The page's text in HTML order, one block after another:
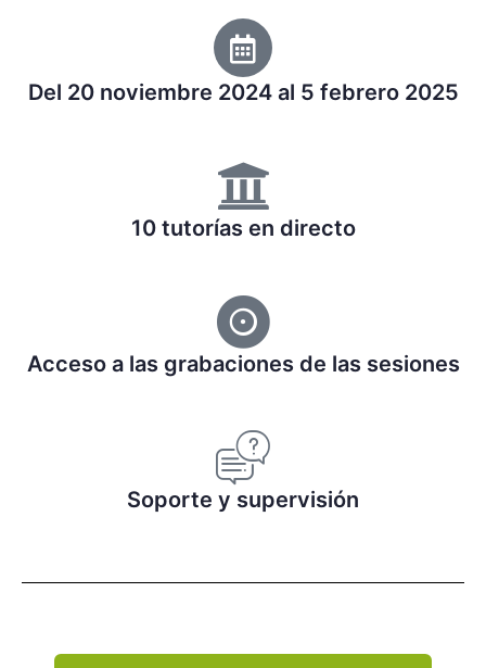
Del 20 noviembre 2024 al 5 febrero 2025
10 tutorías en directo
Acceso a las grabaciones de las sesiones
Soporte y supervisión